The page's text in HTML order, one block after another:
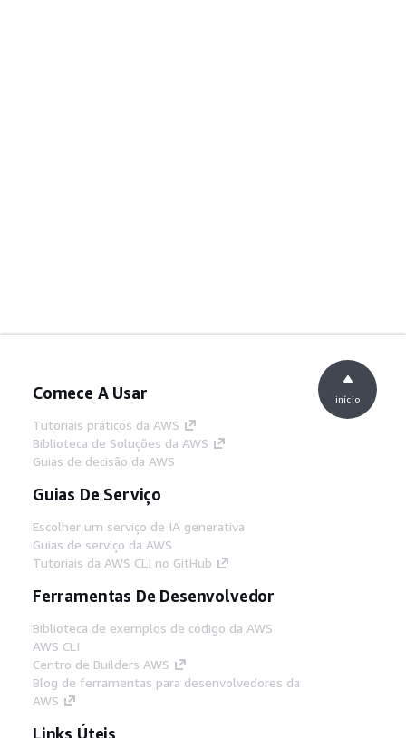
Comece A Usar
Tutoriais práticos da AWS
Biblioteca de Soluções da AWS
Guias de decisão da AWS
Guias De Serviço
Escolher um serviço de IA generativa
Guias de serviço da AWS
Tutoriais da AWS CLI no GitHub
Ferramentas De Desenvolvedor
Biblioteca de exemplos de código da AWS
AWS CLI
Centro de Builders AWS
Blog de ferramentas para desenvolvedores da
AWS
Links Úteis
início